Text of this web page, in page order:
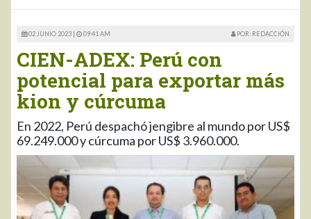
02 JUNIO 2023 | 09:41 AM POR: REDACCIÓN
CIEN-ADEX: Perú con
potencial para exportar más
kion y cúrcuma
En 2022, Perú despachó jengibre al mundo por US$
69.249.000 y cúrcuma por US$ 3.960.000.